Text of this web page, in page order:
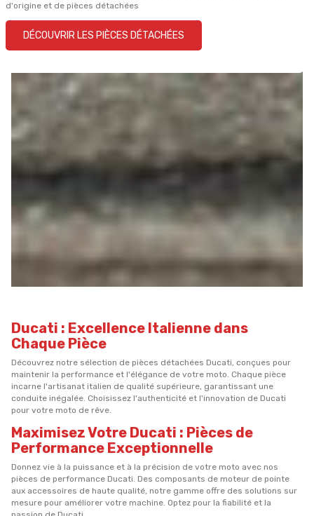
d'origine et de pièces détachées
DÉCOUVRIR LES PIÈCES DÉTACHÉES
Ducati : Excellence Italienne dans
Chaque Pièce
Découvrez notre sélection de pièces détachées Ducati, conçues pour
maintenir la performance et l'élégance de votre moto. Chaque pièce
incarne l'artisanat italien de qualité supérieure, garantissant une
conduite inégalée. Choisissez l'authenticité et l'innovation de Ducati
pour votre moto de rêve.
Maximisez Votre Ducati : Pièces de
Performance Exceptionnelle
Donnez vie à la puissance et à la précision de votre moto avec nos
pièces de performance Ducati. Des composants de moteur de pointe
aux accessoires de haute qualité, notre gamme offre des solutions sur
mesure pour améliorer votre machine. Optez pour la fiabilité et la